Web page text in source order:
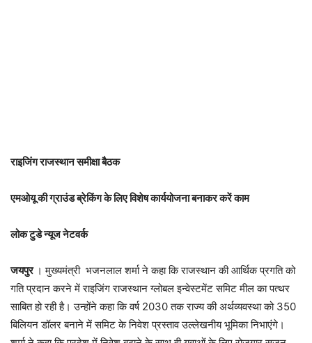
राइजिंग राजस्थान समीक्षा बैठक
एमओयू की ग्राउंड ब्रेकिंग के लिए विशेष कार्ययोजना बनाकर करें काम
लोक टुडे न्यूज नेटवर्क
जयपुर । मुख्यमंत्री भजनलाल शर्मा ने कहा कि राजस्थान की आर्थिक प्रगति को
गति प्रदान करने में राइजिंग राजस्थान ग्लोबल इन्वेस्टमेंट समिट मील का पत्थर
साबित हो रही है। उन्होंने कहा कि वर्ष 2030 तक राज्य की अर्थव्यवस्था को 350
बिलियन डॉलर बनाने में समिट के निवेश प्रस्ताव उल्लेखनीय भूमिका निभाएंगे।